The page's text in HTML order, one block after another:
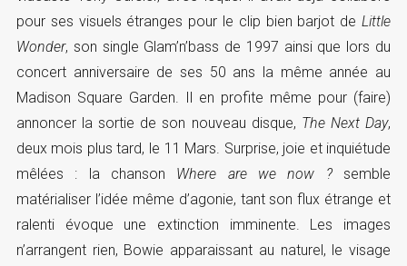
pour ses visuels étranges pour le clip bien barjot deLittle
Wonder, son single Glam’n’bass de 1997 ainsi que lors du
concert anniversaire de ses 50 ans la même année au
Madison Square Garden. Il en profite même pour (faire)
annoncer la sortie de son nouveau disque, The Next Day,
deux mois plus tard, le 11 Mars. Surprise, joie et inquiétude
mêlées : la chanson Where are we now ?semble
matérialiser l’idée même d’agonie, tant son flux étrange et
ralenti évoque une extinction imminente. Les images
n’arrangent rien, Bowie apparaissant au naturel, le visage